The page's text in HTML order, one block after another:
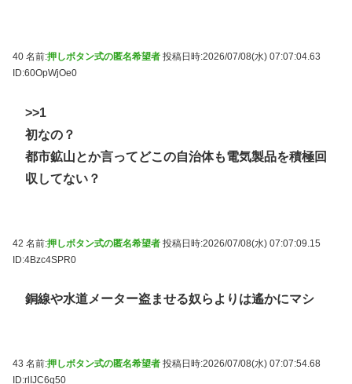
40 名前:押しボタン式の匿名希望者 投稿日時:2026/07/08(水) 07:07:04.63
ID:60OpWjOe0
>>1
初なの？
都市鉱山とか言ってどこの自治体も電気製品を積極回
収してない？
42 名前:押しボタン式の匿名希望者 投稿日時:2026/07/08(水) 07:07:09.15
ID:4Bzc4SPR0
銅線や水道メーター盗ませる奴らよりは遙かにマシ
43 名前:押しボタン式の匿名希望者 投稿日時:2026/07/08(水) 07:07:54.68
ID:rlIJC6q50